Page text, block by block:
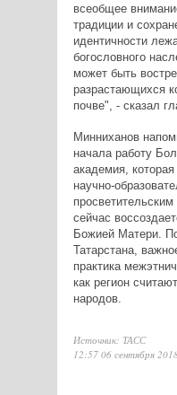
всеобщее
традиции и
идентичности
богословного
может быть
разрастающихся
почве", - сказал
Минниханов
начала работу
академия,
научно-
сейчас
Божией Матери.
Татарстана,
практика
как регион
народов.
Источник: ТАСС
12:57 06 сентября